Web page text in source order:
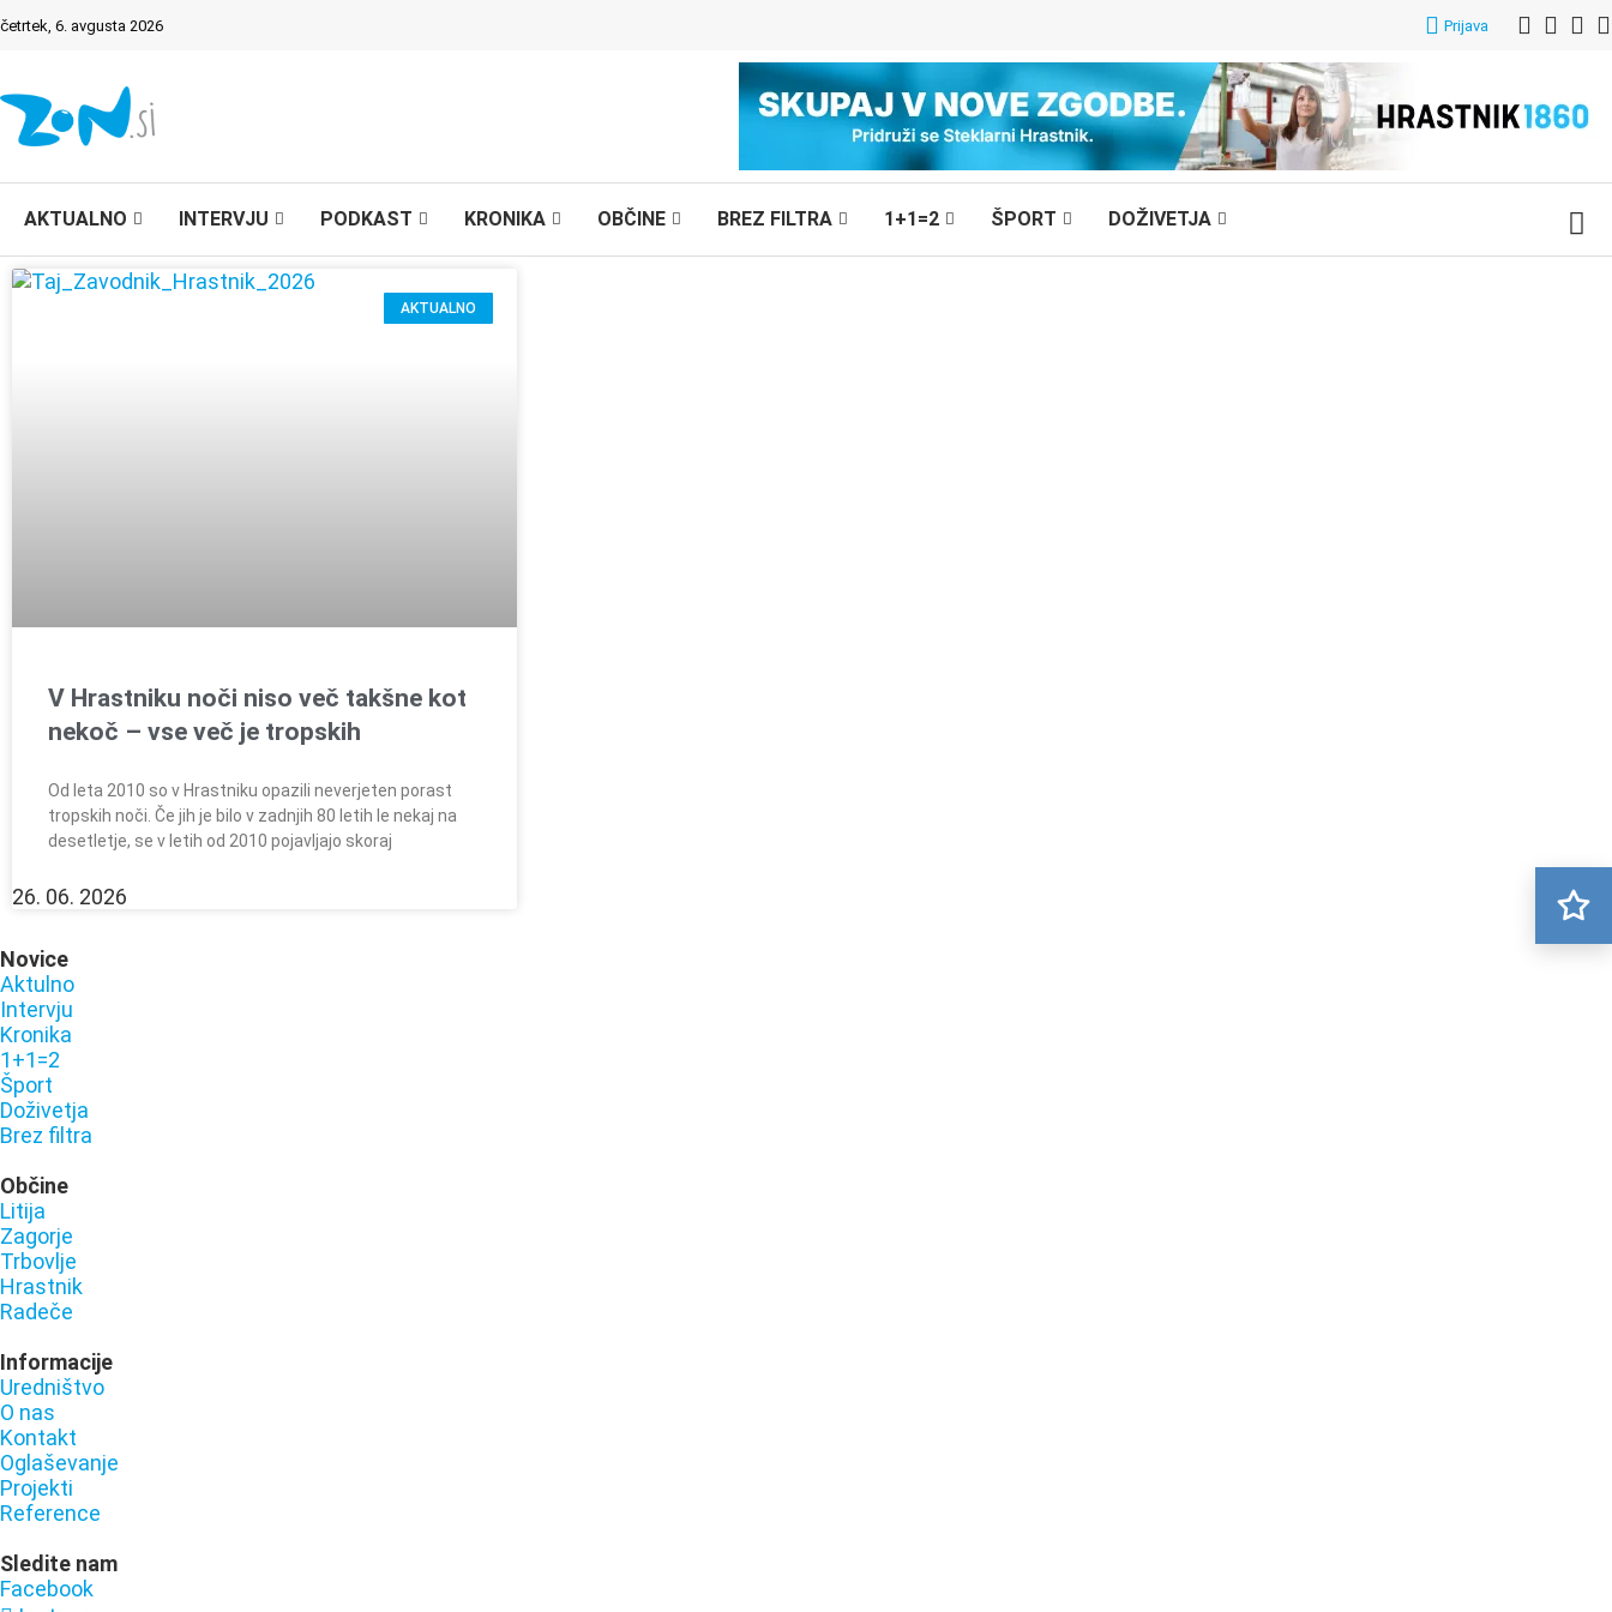
četrtek, 6. avgusta 2026 Prijava
AKTUALNO INTERVJU PODKAST KRONIKA OBČINE BREZ FILTRA 1+1=2 ŠPORT DOŽIVETJA
AKTUALNO
V Hrastniku noči niso več takšne kot
nekoč – vse več je tropskih
Od leta 2010 so v Hrastniku opazili neverjeten porast
tropskih noči. Če jih je bilo v zadnjih 80 letih le nekaj na
desetletje, se v letih od 2010 pojavljajo skoraj
26. 06. 2026
Novice
Aktulno
Intervju
Kronika
1+1=2
Šport
Doživetja
Brez filtra
Občine
Litija
Zagorje
Trbovlje
Hrastnik
Radeče
Informacije
Uredništvo
O nas
Kontakt
Oglaševanje
Projekti
Reference
Sledite nam
Facebook